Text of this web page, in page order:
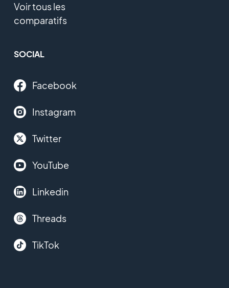
Voir tous les
comparatifs
SOCIAL
Facebook
Instagram
Twitter
YouTube
Linkedin
Threads
TikTok